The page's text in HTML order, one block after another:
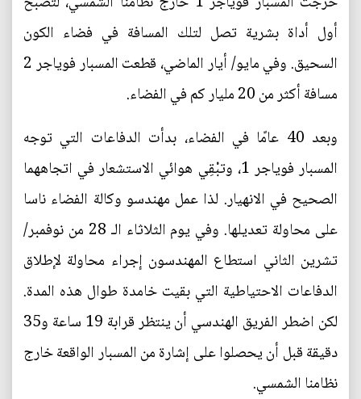
أول أداة بشرية تصل لتلك المسافة في فضاء الكون
السحيق. وفي مايو/ أيار الماضي، قطعت المسبار فوياجر 2
مسافة أكثر من 20 مليار كم في الفضاء.
وبعد 40 عامًا في الفضاء، بدأت الدفاعات التي توجه
المسبار فوياجر 1، وتبْقِي هوائي الاستشعار في اتجاههما
الصحيح في الانهيار. لذا عمل مهندسو وكالة الفضاء ناسا
على محاولة تعديلها. وفي يوم الثلاثاء الـ 28 من نوفمبر/
تشرين الثاني استطاع المهندسون إجراء محاولة لإطلاق
الدفاعات الاحتياطية التي بقيت خامدة طوال هذه المدة.
لكن اضطر الفريق الهندسي أن ينتظر قرابة 19 ساعة و35
دقيقة قبل أن يحصلوا على إشارة من المسبار الواقعة خارج
نظامنا الشمسي.